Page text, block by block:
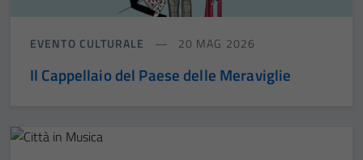
EVENTO CULTURALE 20 MAG 2026
Il Cappellaio del Paese delle Meraviglie